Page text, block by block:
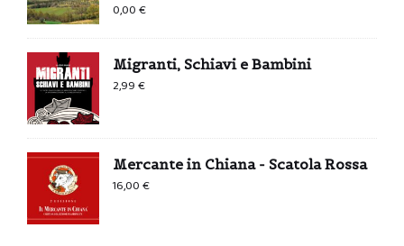
0,00€
Migranti, Schiavi e Bambini
2,99€
Mercante in Chiana - Scatola Rossa
16,00€